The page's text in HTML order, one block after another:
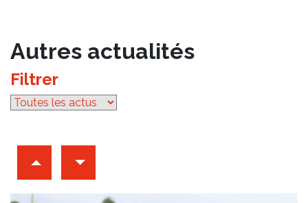
Autres actualités
Filtrer
Archives d'articles